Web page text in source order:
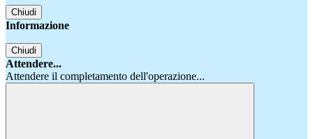
Chiudi
Informazione
Chiudi
Attendere...
Attendere il completamento dell'operazione...